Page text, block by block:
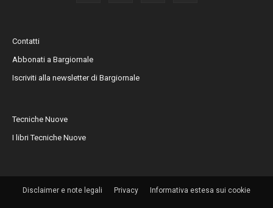
Contatti
Abbonati a Bargiornale
Iscriviti alla newsletter di Bargiornale
Tecniche Nuove
I libri Tecniche Nuove
Disclaimer e note legali Privacy Informativa estesa sui cookie